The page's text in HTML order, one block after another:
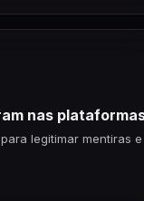
e design
Investir em
prática contra